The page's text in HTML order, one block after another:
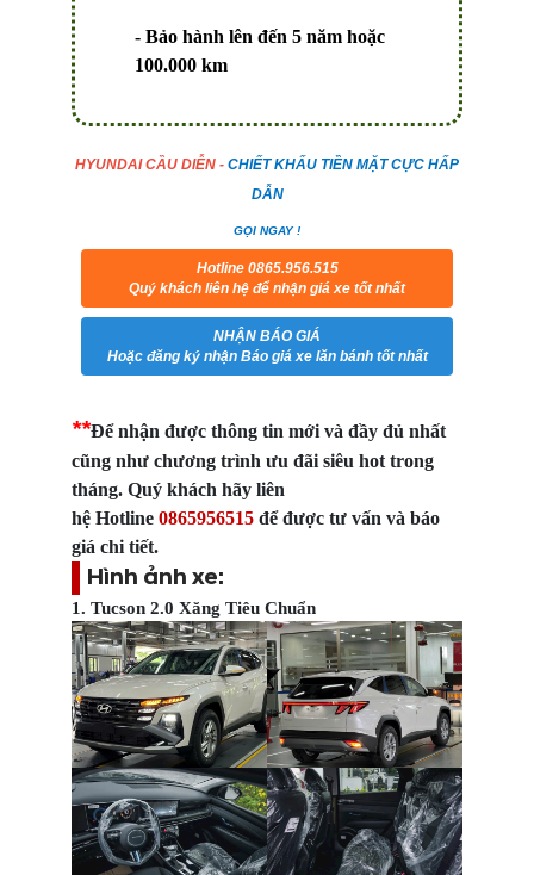
- Bảo hành lên đến 5 năm hoặc
100.000 km
HYUNDAI CẦU DIỄN - CHIẾT KHẤU TIỀN MẶT CỰC HẤP
DẪN
GỌI NGAY !
Hotline 0865.956.515
Quý khách liên hệ để nhận giá xe tốt nhất
NHẬN BÁO GIÁ
Hoặc đăng ký nhận Báo giá xe lăn bánh tốt nhất
**Để nhận được thông tin mới và đầy đủ nhất
cũng như chương trình ưu đãi siêu hot trong
tháng. Quý khách hãy liên
hệ Hotline 0865956515 để được tư vấn và báo
giá chi tiết.
Hình ảnh xe:
1. Tucson 2.0 Xăng Tiêu Chuẩn